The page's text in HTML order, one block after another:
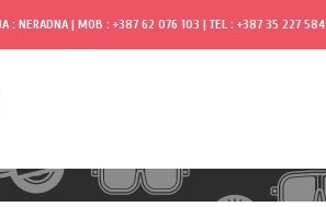
: NERADNA | MOB : +387 62 076 103 | TEL : +387 35 227 584